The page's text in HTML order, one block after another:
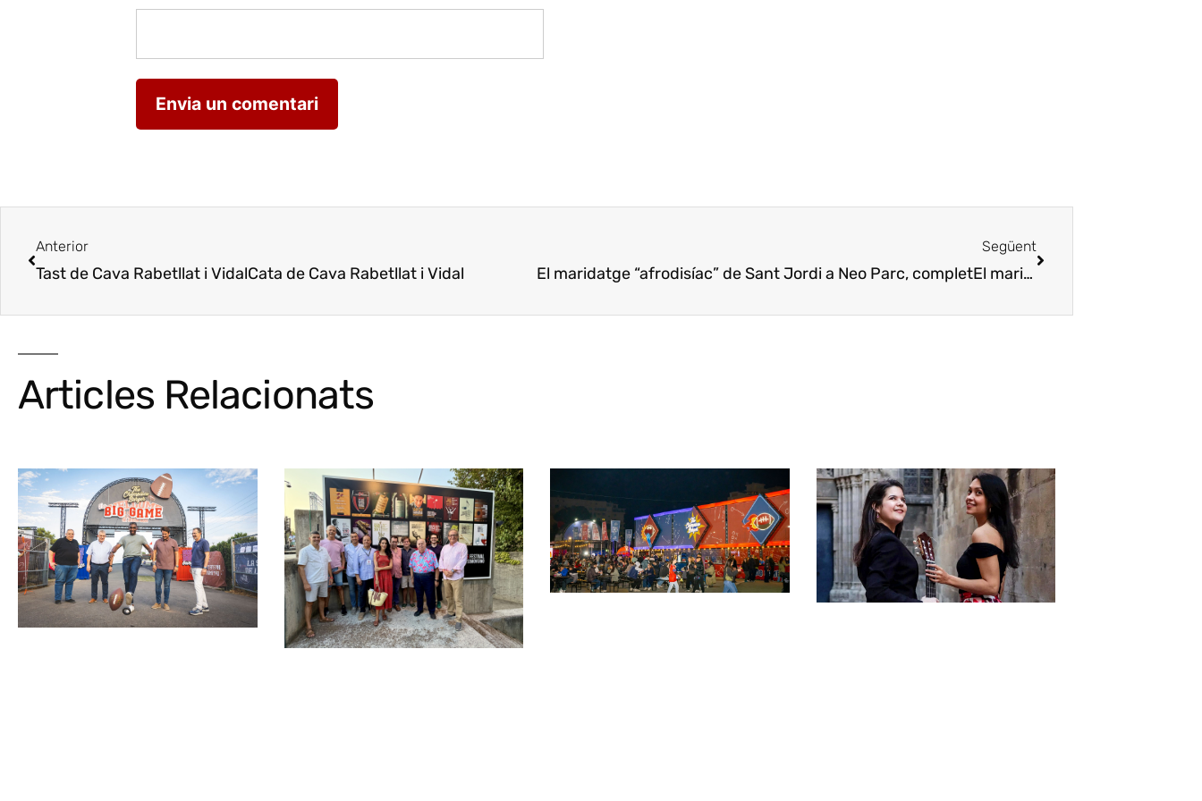
Anterior
Tast de Cava Rabetllat i VidalCata de Cava Rabetllat i Vidal
Següent
El maridatge “afrodisíac” de Sant Jordi a Neo Parc, completEl maridaje “afrodisíaco” de Sant Jordi en el Neo Parc, completo
Articles Relacionats